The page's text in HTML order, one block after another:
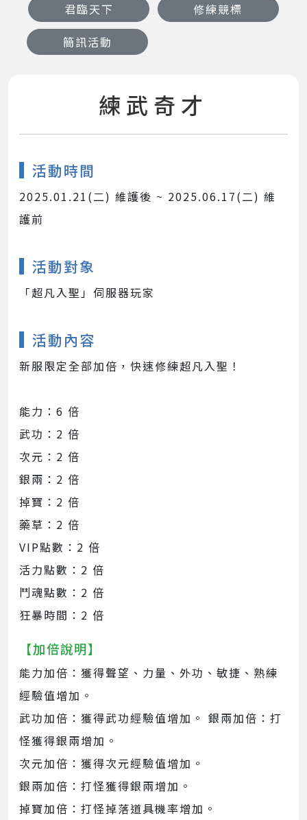
君臨天下
修練競標
簡訊活動
練武奇才
活動時間
2025.01.21(二) 維護後 ~ 2025.06.17(二) 維
護前
活動對象
「超凡入聖」伺服器玩家
活動內容
新服限定全部加倍，快速修練超凡入聖！
能力：6 倍
武功：2 倍
次元：2 倍
銀兩：2 倍
掉寶：2 倍
藥草：2 倍
VIP點數：2 倍
活力點數：2 倍
鬥魂點數：2 倍
狂暴時間：2 倍
【加倍說明】
能力加倍：獲得聲望、力量、外功、敏捷、熟練
經驗值增加。
武功加倍：獲得武功經驗值增加。 銀兩加倍：打
怪獲得銀兩增加。
次元加倍：獲得次元經驗值增加。
銀兩加倍：打怪獲得銀兩增加。
掉寶加倍：打怪掉落道具機率增加。